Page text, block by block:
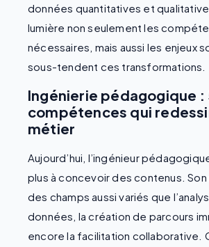
données quantitatives et
lumière non seulement les
nécessaires, mais aussi les enjeux
sous-tendent ces transformations.
Ingénierie pédagogique :
compétences qui
métier
Aujourd’hui, l’ingénieur
plus à concevoir des contenus. Son
des champs aussi variés que
données, la création de parcours
encore la facilitation collaborative.